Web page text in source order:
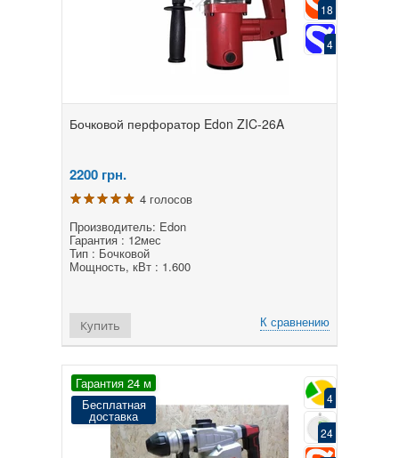
18
4
Бочковой перфоратор Edon ZIC-26A
2200 грн.
4 голосов
Производитель: Edon
Гарантия : 12мес
Тип : Бочковой
Мощность, кВт : 1.600
К сравнению
Купить
Гарантия 24 м
Бесплатная
доставка
4
24